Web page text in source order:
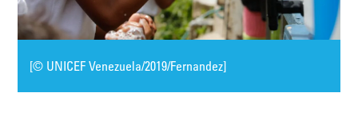
[© UNICEF Venezuela/2019/Fernandez]